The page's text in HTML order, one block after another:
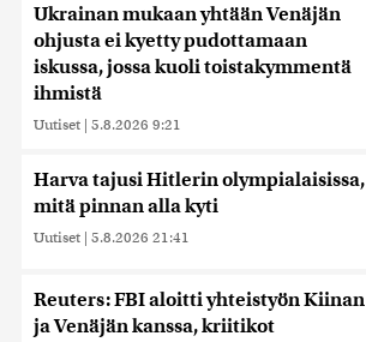
Ukrainan mukaan yhtään Venäjän
ohjusta ei kyetty pudottamaan
iskussa, jossa kuoli toistakymmentä
ihmistä
Uutiset | 5.8.2026 9:21
Harva tajusi Hitlerin olympialaisissa,
mitä pinnan alla kyti
Uutiset | 5.8.2026 21:41
Reuters: FBI aloitti yhteistyön Kiinan
ja Venäjän kanssa, kriitikot